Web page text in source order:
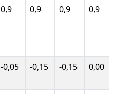
0,9 0,9 0,9 0,9
-0,05 -0,15 -0,15 0,00